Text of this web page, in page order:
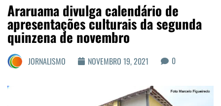
Agenda Cultural
Colunistas
Matérias Exclusivas
Araruama divulga calendário de
apresentações culturais da segunda
quinzena de novembro
JORNALISMO NOVEMBRO 19, 2021 0